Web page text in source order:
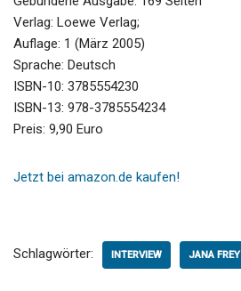
Verlag: Loewe Verlag;
Auflage: 1 (März 2005)
Sprache: Deutsch
ISBN-10: 3785554230
ISBN-13: 978-3785554234
Preis: 9,90 Euro
Jetzt bei amazon.de kaufen!
Schlagwörter: INTERVIEW JANA FREY